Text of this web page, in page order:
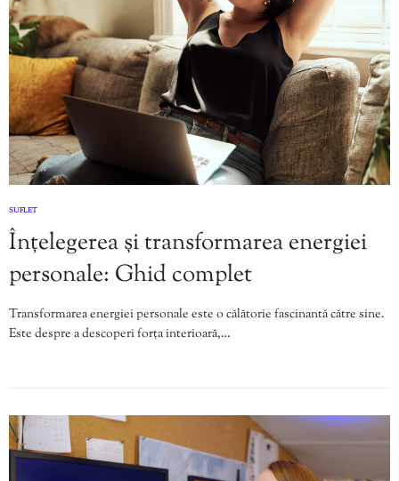
SUFLET
Înțelegerea și transformarea energiei
personale: Ghid complet
Transformarea energiei personale este o călătorie fascinantă către sine.
Este despre a descoperi forța interioară,…